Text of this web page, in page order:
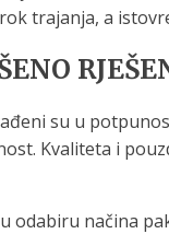
trajanja, a
su u
Kvaliteta i
odabiru načina
za piće
za